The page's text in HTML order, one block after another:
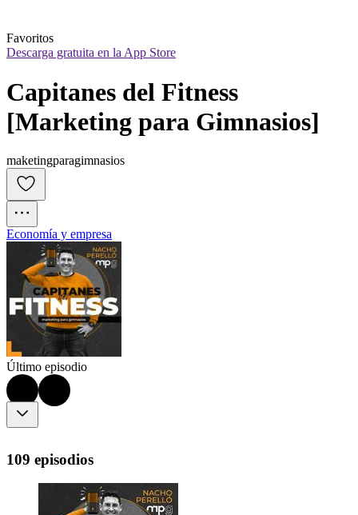
Favoritos
Descarga gratuita en la App Store
Capitanes del Fitness
[Marketing para Gimnasios]
maketingparagimnasios
Economía y empresa
Último episodio
109 episodios